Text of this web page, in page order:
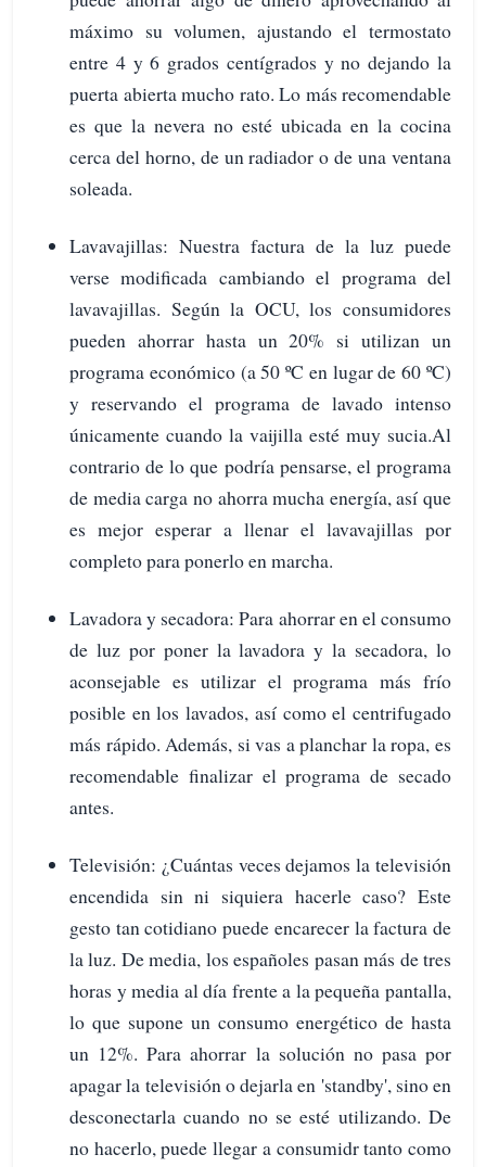
máximo su volumen, ajustando el termostato
entre 4 y 6 grados centígrados y no dejando la
puerta abierta mucho rato. Lo más recomendable
es que la nevera no esté ubicada en la cocina
cerca del horno, de un radiador o de una ventana
soleada.
Lavavajillas: Nuestra factura de la luz puede
verse modificada cambiando el programa del
lavavajillas. Según la OCU, los consumidores
pueden ahorrar hasta un 20% si utilizan un
programa económico (a 50 ºC en lugar de 60 ºC)
y reservando el programa de lavado intenso
únicamente cuando la vaijilla esté muy sucia.Al
contrario de lo que podría pensarse, el programa
de media carga no ahorra mucha energía, así que
es mejor esperar a llenar el lavavajillas por
completo para ponerlo en marcha.
Lavadora y secadora: Para ahorrar en el consumo
de luz por poner la lavadora y la secadora, lo
aconsejable es utilizar el programa más frío
posible en los lavados, así como el centrifugado
más rápido. Además, si vas a planchar la ropa, es
recomendable finalizar el programa de secado
antes.
Televisión: ¿Cuántas veces dejamos la televisión
encendida sin ni siquiera hacerle caso? Este
gesto tan cotidiano puede encarecer la factura de
la luz. De media, los españoles pasan más de tres
horas y media al día frente a la pequeña pantalla,
lo que supone un consumo energético de hasta
un 12%. Para ahorrar la solución no pasa por
apagar la televisión o dejarla en 'standby', sino en
desconectarla cuando no se esté utilizando. De
no hacerlo, puede llegar a consumidr tanto como